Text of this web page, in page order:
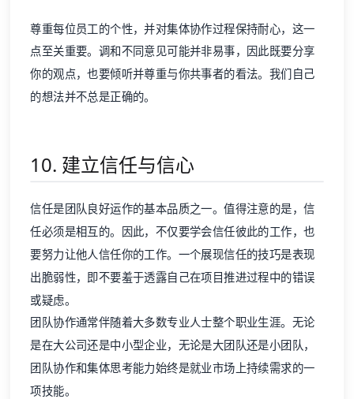
尊重每位员工的个性，并对集体协作过程保持耐心，这一
点至关重要。调和不同意见可能并非易事，因此既要分享
你的观点，也要倾听并尊重与你共事者的看法。我们自己
的想法并不总是正确的。
10. 建立信任与信心
信任是团队良好运作的基本品质之一。值得注意的是，信
任必须是相互的。因此，不仅要学会信任彼此的工作，也
要努力让他人信任你的工作。一个展现信任的技巧是表现
出脆弱性，即不要羞于透露自己在项目推进过程中的错误
或疑虑。
团队协作通常伴随着大多数专业人士整个职业生涯。无论
是在大公司还是中小型企业，无论是大团队还是小团队，
团队协作和集体思考能力始终是就业市场上持续需求的一
项技能。